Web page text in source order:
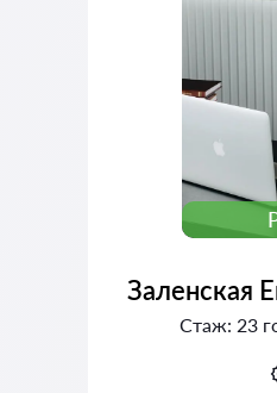
Заленская
Стаж: 23